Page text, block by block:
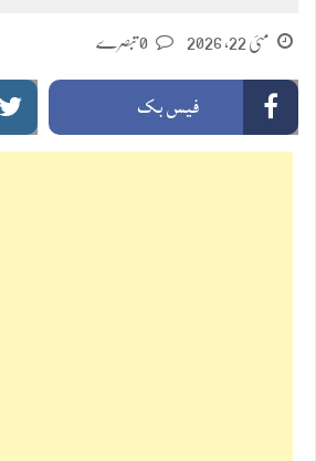
مئی 22, 2026 0 تبصرے
فیس بک